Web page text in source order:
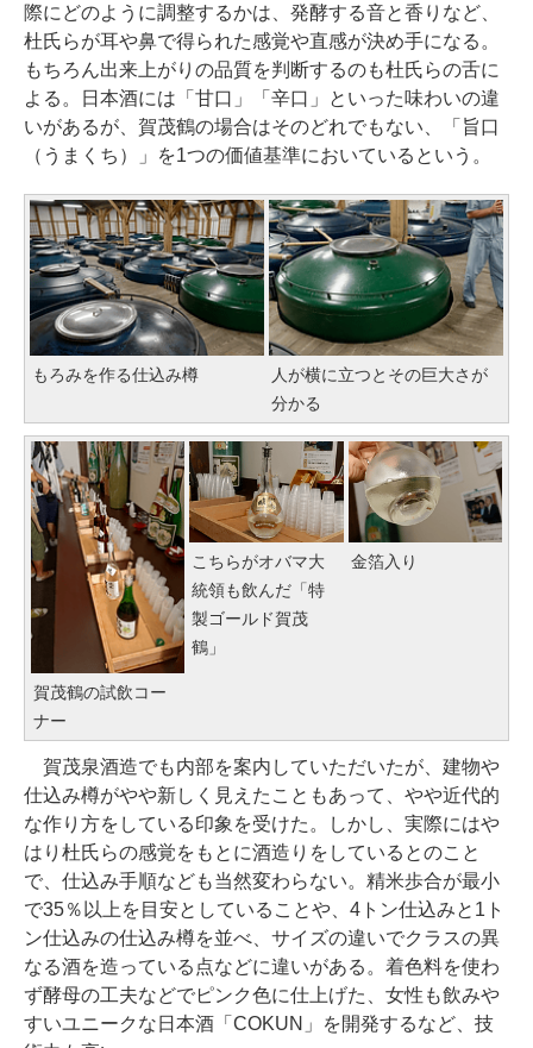
際にどのように調整するかは、発酵する音と香りなど、
杜氏らが耳や鼻で得られた感覚や直感が決め手になる。
もちろん出来上がりの品質を判断するのも杜氏らの舌に
よる。日本酒には「甘口」「辛口」といった味わいの違
いがあるが、賀茂鶴の場合はそのどれでもない、「旨口
（うまくち）」を1つの価値基準においているという。
もろみを作る仕込み樽
人が横に立つとその巨大さが
分かる
賀茂鶴の試飲コー
ナー
こちらがオバマ大
統領も飲んだ「特
製ゴールド賀茂
鶴」
金箔入り
賀茂泉酒造でも内部を案内していただいたが、建物や
仕込み樽がやや新しく見えたこともあって、やや近代的
な作り方をしている印象を受けた。しかし、実際にはや
はり杜氏らの感覚をもとに酒造りをしているとのこと
で、仕込み手順なども当然変わらない。精米歩合が最小
で35％以上を目安としていることや、4トン仕込みと1ト
ン仕込みの仕込み樽を並べ、サイズの違いでクラスの異
なる酒を造っている点などに違いがある。着色料を使わ
ず酵母の工夫などでピンク色に仕上げた、女性も飲みや
すいユニークな日本酒「COKUN」を開発するなど、技